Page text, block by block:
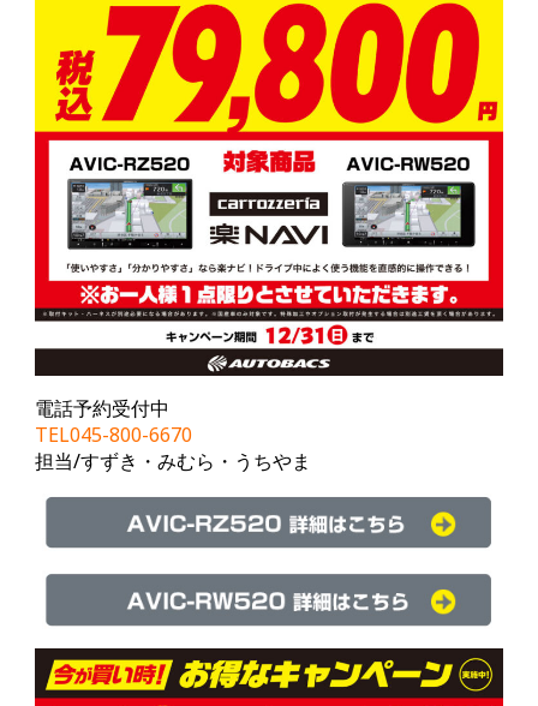
電話予約受付中
TEL045-800-6670
担当/すずき・みむら・うちやま